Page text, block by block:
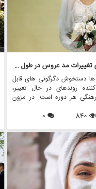
تکامل لباس های عروسی: ردیابی تغییرات مد عروس در طول دهه ها
دستخوش دگرگونی های قابل
روندهای در حال تغییر،
هر دوره است. در مزون
می توانند از نزدیک شاهد
از خدمات متناسب با840
0